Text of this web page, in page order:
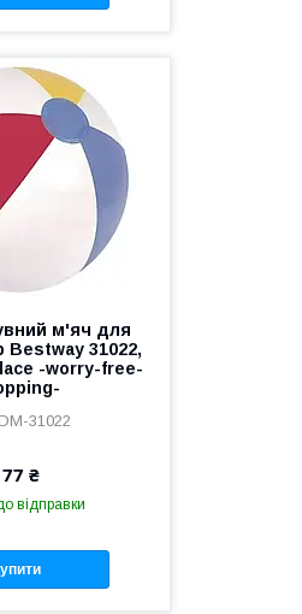
м'яч для
Bestway 31022,
-worry-free-
DM-31022
₴
відправки